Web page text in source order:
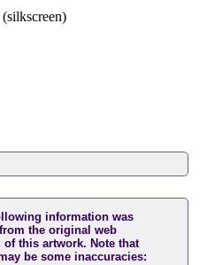
information was
the original web
of this artwork. Note that
be some inaccuracies: